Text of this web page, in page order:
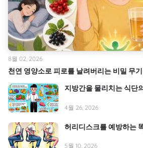
천연 영양소로 피로를 날려버리는 비밀 무
8월 02, 2026
지방간을 물리치는 식단
4월 26, 2026
허리디스크를 예방하는
5월 10, 2026